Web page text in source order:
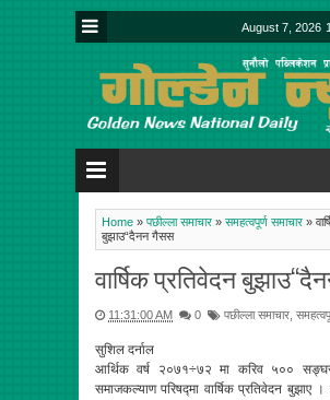
August 7, 2026
Home » पछील्ला समाचार » समहत्वपूर्ण समाचार »
बुझाउ“दैनन गैसस
वार्षिक प्रतिवेदन
11:31:00 AM 0 पछील्ला समाचार
सुशिल दर्नाल
आर्थिक वर्ष २०७१÷७२ मा करिव ५००
समाजकल्याण परिषद्मा वार्षिक प्रतिवेदन बुझाए ।